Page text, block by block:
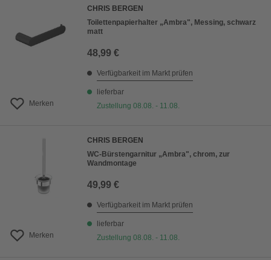
Merken
CHRIS BERGEN
Toilettenpapierhalter „Ambra", Messing, schwarz
matt
48,99 €
Verfügbarkeit im Markt prüfen
lieferbar
Zustellung 08.08. - 11.08.
Merken
CHRIS BERGEN
WC-Bürstengarnitur „Ambra", chrom, zur
Wandmontage
49,99 €
Verfügbarkeit im Markt prüfen
lieferbar
Zustellung 08.08. - 11.08.